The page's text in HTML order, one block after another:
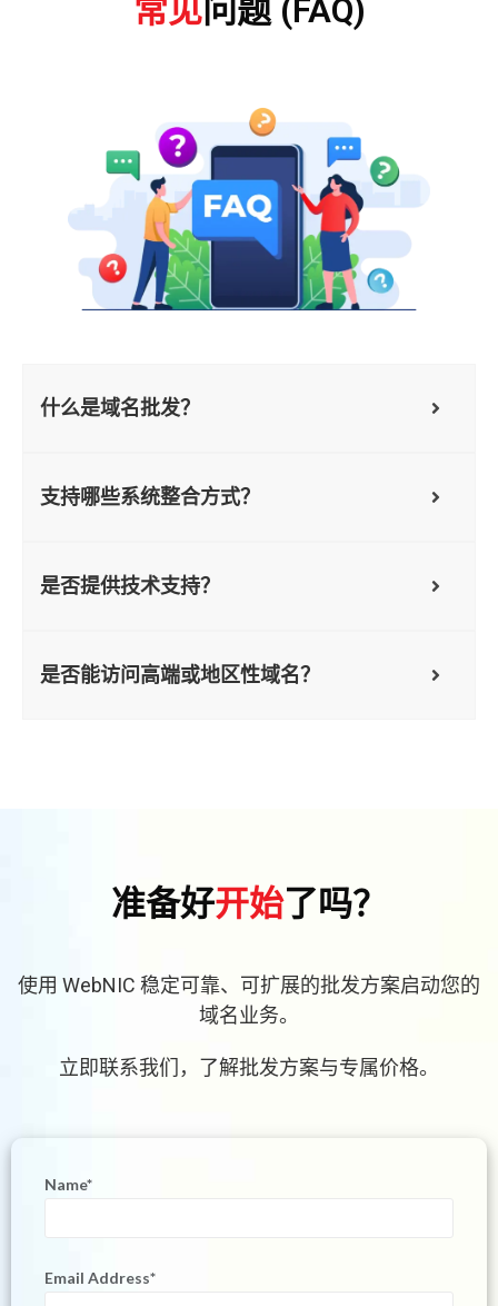
常见问题 (FAQ)
什么是域名批发？
支持哪些系统整合方式？
是否提供技术支持？
是否能访问高端或地区性域名？
准备好开始了吗？
使用 WebNIC 稳定可靠、可扩展的批发方案启动您的
域名业务。
立即联系我们，了解批发方案与专属价格。
Name*
Email Address*